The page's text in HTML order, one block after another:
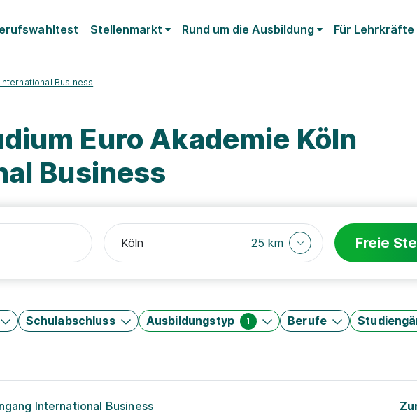
Stellenmarkt Rund um die Ausbildung Für Lehrkräfte
International Business
Euro Akademie Köln
Business
25 km Freie
Schulabschluss Ausbildungstyp 1 Berufe
International Business